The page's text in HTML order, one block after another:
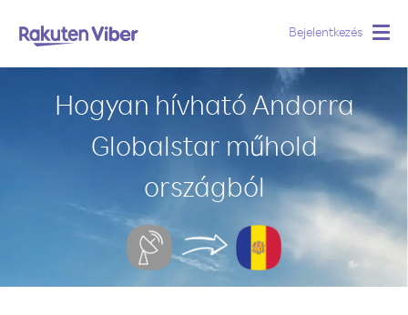
Bejelentkezés
Hogyan hívható Andorra
Globalstar műhold
országból